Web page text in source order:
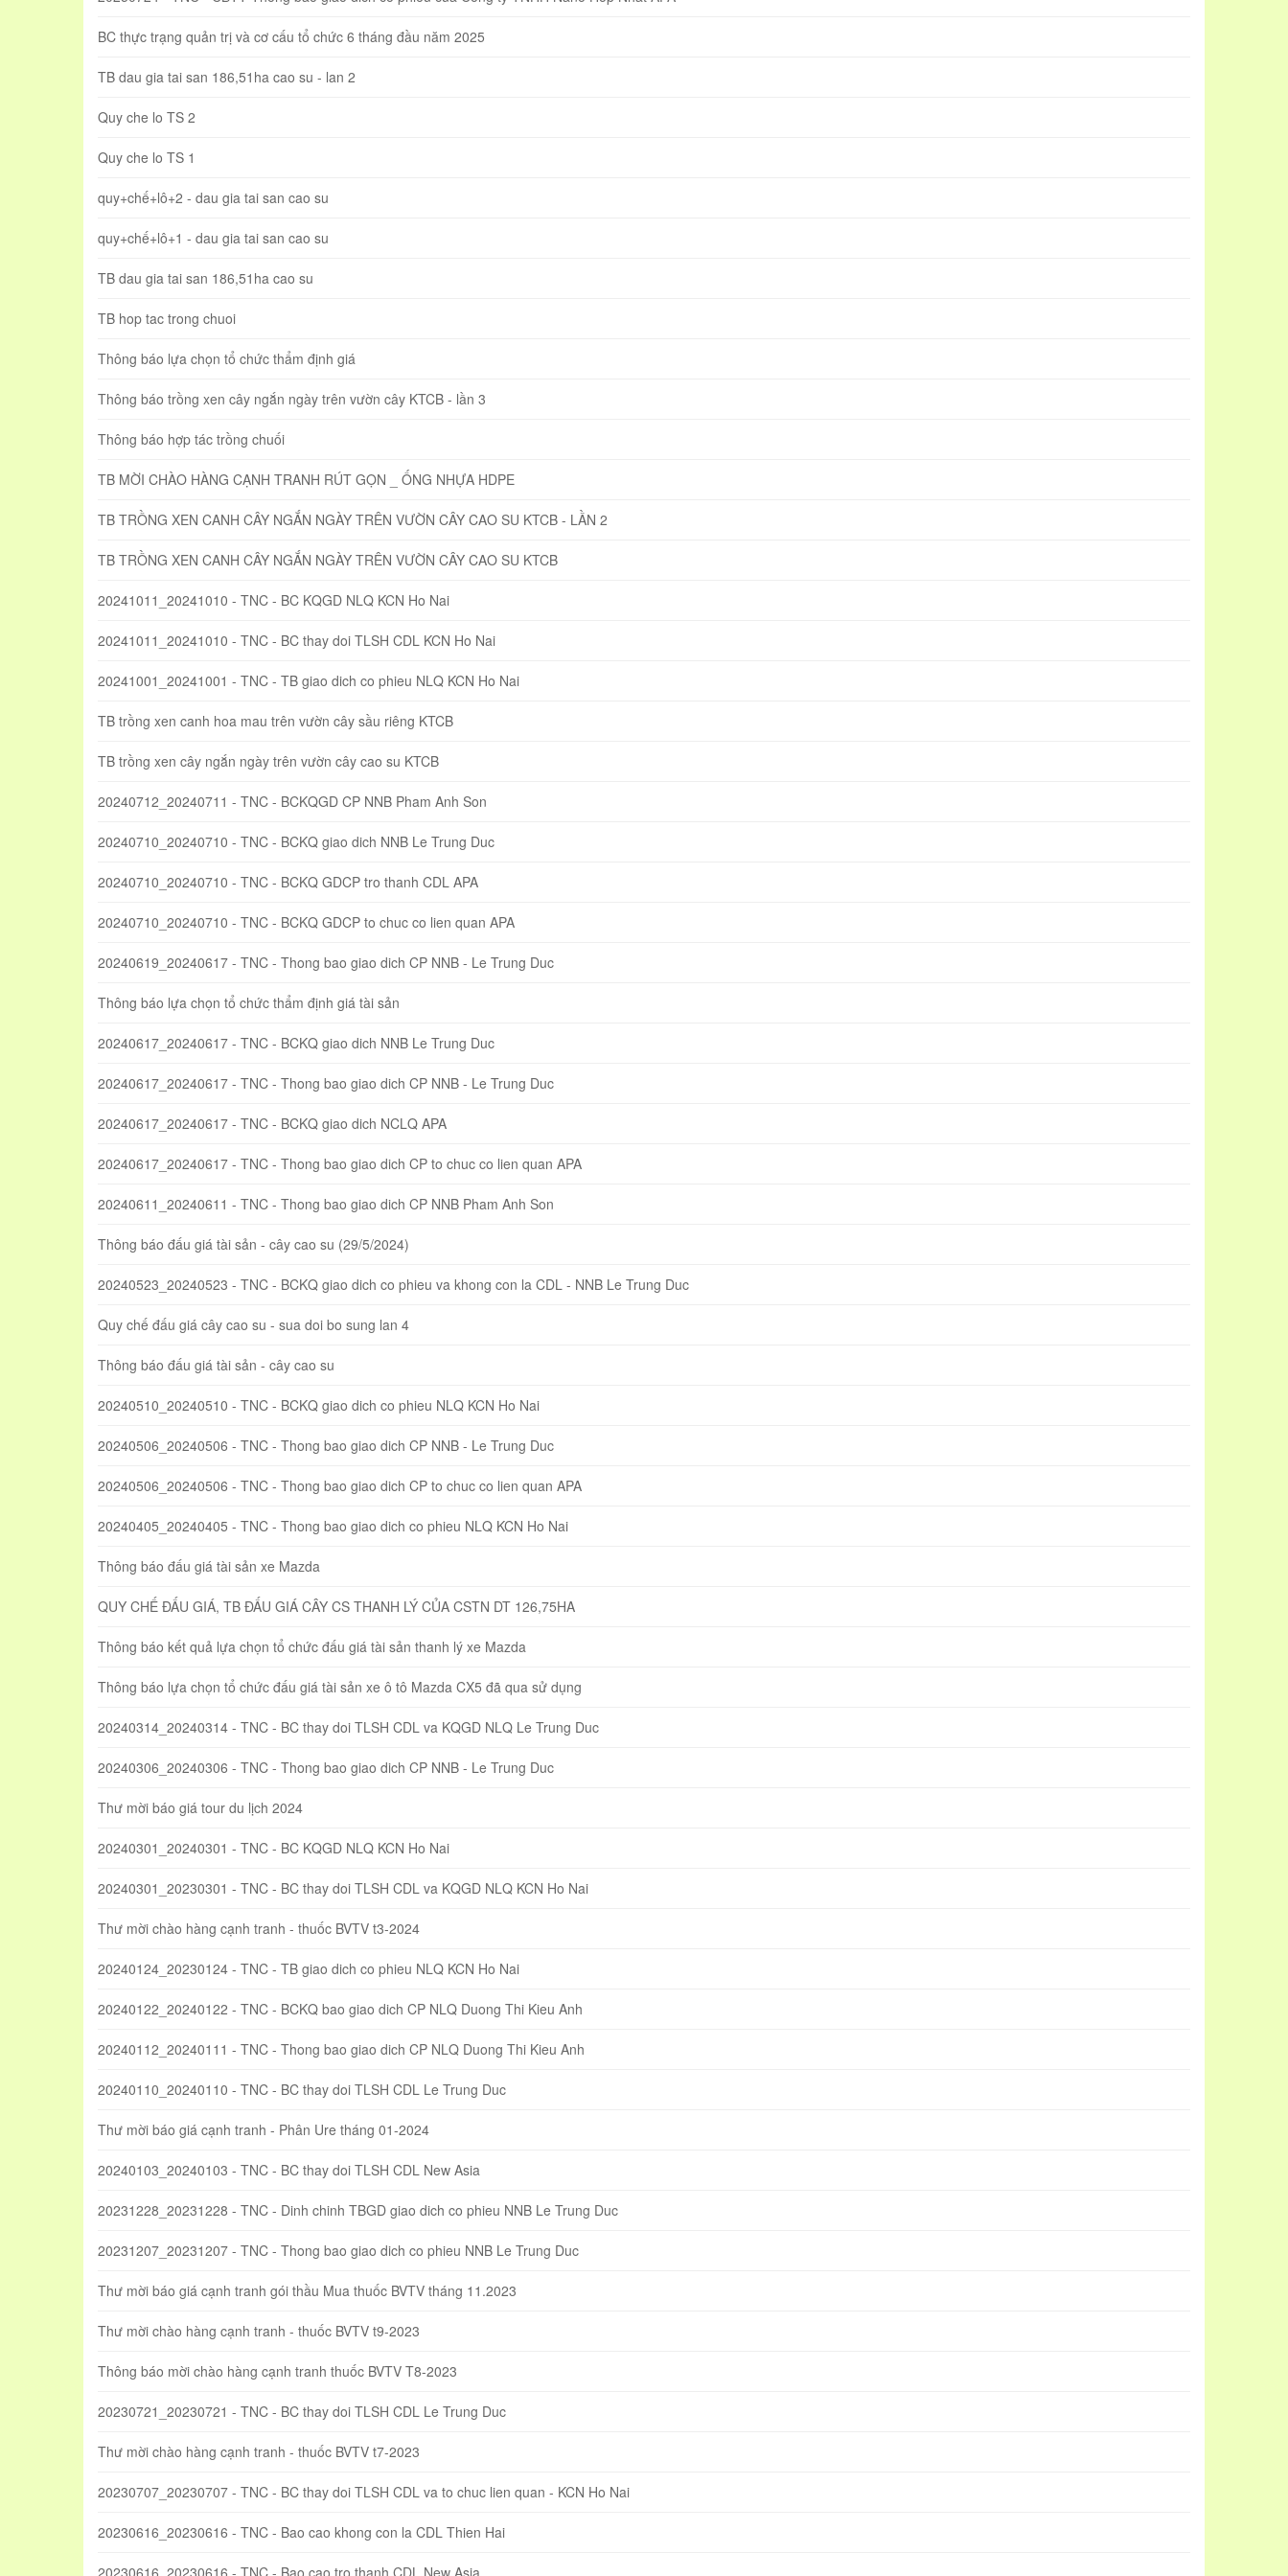
BC thực trạng quản trị và cơ cấu tổ chức 6 tháng đầu năm 2025
TB dau gia tai san 186,51ha cao su - lan 2
Quy che lo TS 2
Quy che lo TS 1
quy+chế+lô+2 - dau gia tai san cao su
quy+chế+lô+1 - dau gia tai san cao su
TB dau gia tai san 186,51ha cao su
TB hop tac trong chuoi
Thông báo lựa chọn tổ chức thẩm định giá
Thông báo trồng xen cây ngắn ngày trên vườn cây KTCB - lần 3
Thông báo hợp tác trồng chuối
TB MỜI CHÀO HÀNG CẠNH TRANH RÚT GỌN _ ỐNG NHỰA HDPE
TB TRỒNG XEN CANH CÂY NGẮN NGÀY TRÊN VƯỜN CÂY CAO SU KTCB - LẦN 2
TB TRỒNG XEN CANH CÂY NGẮN NGÀY TRÊN VƯỜN CÂY CAO SU KTCB
20241011_20241010 - TNC - BC KQGD NLQ KCN Ho Nai
20241011_20241010 - TNC - BC thay doi TLSH CDL KCN Ho Nai
20241001_20241001 - TNC - TB giao dich co phieu NLQ KCN Ho Nai
TB trồng xen canh hoa mau trên vườn cây sầu riêng KTCB
TB trồng xen cây ngắn ngày trên vườn cây cao su KTCB
20240712_20240711 - TNC - BCKQGD CP NNB Pham Anh Son
20240710_20240710 - TNC - BCKQ giao dich NNB Le Trung Duc
20240710_20240710 - TNC - BCKQ GDCP tro thanh CDL APA
20240710_20240710 - TNC - BCKQ GDCP to chuc co lien quan APA
20240619_20240617 - TNC - Thong bao giao dich CP NNB - Le Trung Duc
Thông báo lựa chọn tổ chức thẩm định giá tài sản
20240617_20240617 - TNC - BCKQ giao dich NNB Le Trung Duc
20240617_20240617 - TNC - Thong bao giao dich CP NNB - Le Trung Duc
20240617_20240617 - TNC - BCKQ giao dich NCLQ APA
20240617_20240617 - TNC - Thong bao giao dich CP to chuc co lien quan APA
20240611_20240611 - TNC - Thong bao giao dich CP NNB Pham Anh Son
Thông báo đấu giá tài sản - cây cao su (29/5/2024)
20240523_20240523 - TNC - BCKQ giao dich co phieu va khong con la CDL - NNB Le Trung Duc
Quy chế đấu giá cây cao su - sua doi bo sung lan 4
Thông báo đấu giá tài sản - cây cao su
20240510_20240510 - TNC - BCKQ giao dich co phieu NLQ KCN Ho Nai
20240506_20240506 - TNC - Thong bao giao dich CP NNB - Le Trung Duc
20240506_20240506 - TNC - Thong bao giao dich CP to chuc co lien quan APA
20240405_20240405 - TNC - Thong bao giao dich co phieu NLQ KCN Ho Nai
Thông báo đấu giá tài sản xe Mazda
QUY CHẾ ĐẤU GIÁ, TB ĐẤU GIÁ CÂY CS THANH LÝ CỦA CSTN DT 126,75HA
Thông báo kết quả lựa chọn tổ chức đấu giá tài sản thanh lý xe Mazda
Thông báo lựa chọn tổ chức đấu giá tài sản xe ô tô Mazda CX5 đã qua sử dụng
20240314_20240314 - TNC - BC thay doi TLSH CDL va KQGD NLQ Le Trung Duc
20240306_20240306 - TNC - Thong bao giao dich CP NNB - Le Trung Duc
Thư mời báo giá tour du lịch 2024
20240301_20240301 - TNC - BC KQGD NLQ KCN Ho Nai
20240301_20230301 - TNC - BC thay doi TLSH CDL va KQGD NLQ KCN Ho Nai
Thư mời chào hàng cạnh tranh - thuốc BVTV t3-2024
20240124_20230124 - TNC - TB giao dich co phieu NLQ KCN Ho Nai
20240122_20240122 - TNC - BCKQ bao giao dich CP NLQ Duong Thi Kieu Anh
20240112_20240111 - TNC - Thong bao giao dich CP NLQ Duong Thi Kieu Anh
20240110_20240110 - TNC - BC thay doi TLSH CDL Le Trung Duc
Thư mời báo giá cạnh tranh - Phân Ure tháng 01-2024
20240103_20240103 - TNC - BC thay doi TLSH CDL New Asia
20231228_20231228 - TNC - Dinh chinh TBGD giao dich co phieu NNB Le Trung Duc
20231207_20231207 - TNC - Thong bao giao dich co phieu NNB Le Trung Duc
Thư mời báo giá cạnh tranh gói thầu Mua thuốc BVTV tháng 11.2023
Thư mời chào hàng cạnh tranh - thuốc BVTV t9-2023
Thông báo mời chào hàng cạnh tranh thuốc BVTV T8-2023
20230721_20230721 - TNC - BC thay doi TLSH CDL Le Trung Duc
Thư mời chào hàng cạnh tranh - thuốc BVTV t7-2023
20230707_20230707 - TNC - BC thay doi TLSH CDL va to chuc lien quan - KCN Ho Nai
20230616_20230616 - TNC - Bao cao khong con la CDL Thien Hai